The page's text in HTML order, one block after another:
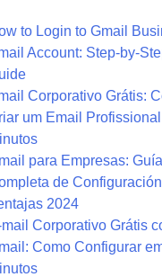
to Login to Gmail
Account: Step-by-
Corporativo Grátis:
um Email
para Empresas: Guía
de
2024
mail Corporativo Grátis
Como Configurar